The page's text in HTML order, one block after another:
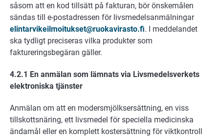
såsom att en kod tillsätt på fakturan, bör önskemålen
sändas till e-postadressen för livsmedelsanmälningar
elintarvikeilmoitukset@ruokavirasto.fi. I meddelandet
ska tydligt preciseras vilka produkter som
faktureringsbegäran gäller.
4.2.1 En anmälan som lämnats via Livsmedelsverkets
elektroniska tjänster
Anmälan om att en modersmjölksersättning, en viss
tillskottsnäring, ett livsmedel för speciella medicinska
ändamål eller en komplett kostersättning för viktkontroll